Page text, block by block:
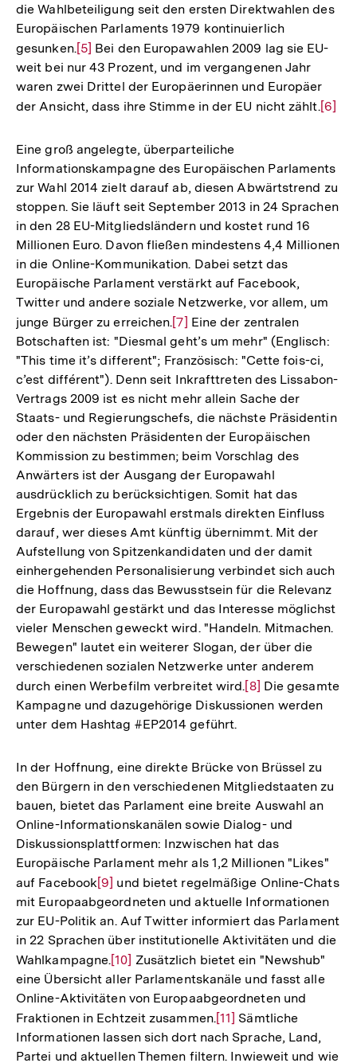
die Wahlbeteiligung seit den ersten Direktwahlen des
Europäischen Parlaments 1979 kontinuierlich
gesunken.Zur
Auflösung
der
Fußnote
[5] Bei den Europawahlen 2009 lag sie EU-
weit bei nur 43 Prozent, und im vergangenen Jahr
waren zwei Drittel der Europäerinnen und Europäer
der Ansicht, dass ihre Stimme in der EU nicht zählt.Zur
[6]
Eine groß angelegte, überparteiliche
Informationskampagne des Europäischen Parlaments
zur Wahl 2014 zielt darauf ab, diesen Abwärtstrend zu
stoppen. Sie läuft seit September 2013 in 24 Sprachen
in den 28 EU-Mitgliedsländern und kostet rund 16
Millionen Euro. Davon fließen mindestens 4,4 Millionen
in die Online-Kommunikation. Dabei setzt das
Europäische Parlament verstärkt auf Facebook,
Twitter und andere soziale Netzwerke, vor allem, um
junge Bürger zu erreichen.Zur
Auflösung
der
Fußnote
[7] Eine der zentralen
Botschaften ist: "Diesmal geht’s um mehr" (Englisch:
"This time it’s different"; Französisch: "Cette fois-ci,
c’est différent"). Denn seit Inkrafttreten des Lissabon-
Vertrags 2009 ist es nicht mehr allein Sache der
Staats- und Regierungschefs, die nächste Präsidentin
oder den nächsten Präsidenten der Europäischen
Kommission zu bestimmen; beim Vorschlag des
Anwärters ist der Ausgang der Europawahl
ausdrücklich zu berücksichtigen. Somit hat das
Ergebnis der Europawahl erstmals direkten Einfluss
darauf, wer dieses Amt künftig übernimmt. Mit der
Aufstellung von Spitzenkandidaten und der damit
einhergehenden Personalisierung verbindet sich auch
die Hoffnung, dass das Bewusstsein für die Relevanz
der Europawahl gestärkt und das Interesse möglichst
vieler Menschen geweckt wird. "Handeln. Mitmachen.
Bewegen" lautet ein weiterer Slogan, der über die
verschiedenen sozialen Netzwerke unter anderem
durch einen Werbefilm verbreitet wird.Zur
Auflösung
[8] Die gesamte
Kampagne und dazugehörige Diskussionen werden
unter dem Hashtag #EP2014 geführt.
In der Hoffnung, eine direkte Brücke von Brüssel zu
den Bürgern in den verschiedenen Mitgliedstaaten zu
bauen, bietet das Parlament eine breite Auswahl an
Online-Informationskanälen sowie Dialog- und
Diskussionsplattformen: Inzwischen hat das
Europäische Parlament mehr als 1,2 Millionen "Likes"
auf FacebookZur
Auflösung
der
Fußnote
[9] und bietet regelmäßige Online-Chats
mit Europaabgeordneten und aktuelle Informationen
zur EU-Politik an. Auf Twitter informiert das Parlament
in 22 Sprachen über institutionelle Aktivitäten und die
Wahlkampagne.Zur
Auflösung
der
Fußnote
[10] Zusätzlich bietet ein "Newshub"
eine Übersicht aller Parlamentskanäle und fasst alle
Online-Aktivitäten von Europaabgeordneten und
Fraktionen in Echtzeit zusammen.Zur
Auflösung
der
[11] Sämtliche
Informationen lassen sich dort nach Sprache, Land,
Partei und aktuellen Themen filtern. Inwieweit und wie